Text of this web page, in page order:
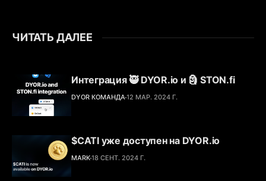
ЧИТАТЬ ДАЛЕЕ
Интеграция 🥷 DYOR.io и 🗿 STON.fi
DYOR КОМАНДА12 МАР. 2024 Г.
$CATI уже доступен на DYOR.io
MARK18 СЕНТ. 2024 Г.